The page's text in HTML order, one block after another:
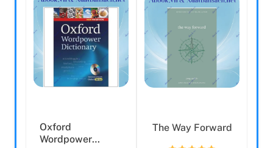
Oxford
Wordpower
The Way Forward